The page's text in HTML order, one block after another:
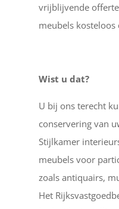
vrijblijvende
meubels kosteloos
Wist u dat?
U bij ons terecht
conservering van
Stijlkamer
meubels voor
zoals antiquairs,
Het